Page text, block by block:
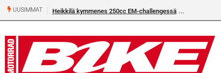
UUSIMMAT Heikkilä kymmenes 250cc EM-challengessä